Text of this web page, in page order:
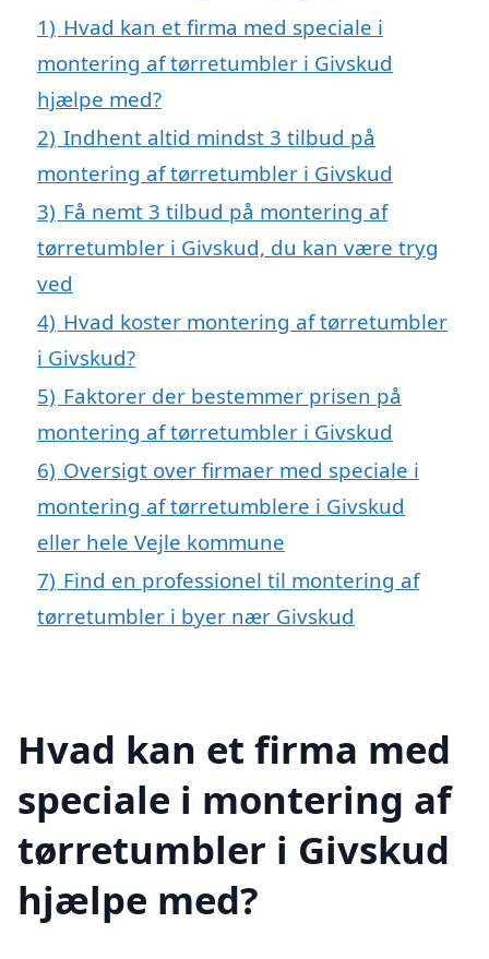
1) Hvad kan et firma med speciale i
montering af tørretumbler i Givskud
hjælpe med?
2) Indhent altid mindst 3 tilbud på
montering af tørretumbler i Givskud
3) Få nemt 3 tilbud på montering af
tørretumbler i Givskud, du kan være tryg
ved
4) Hvad koster montering af tørretumbler
i Givskud?
5) Faktorer der bestemmer prisen på
montering af tørretumbler i Givskud
6) Oversigt over firmaer med speciale i
montering af tørretumblere i Givskud
eller hele Vejle kommune
7) Find en professionel til montering af
tørretumbler i byer nær Givskud
Hvad kan et firma med
speciale i montering af
tørretumbler i Givskud
hjælpe med?